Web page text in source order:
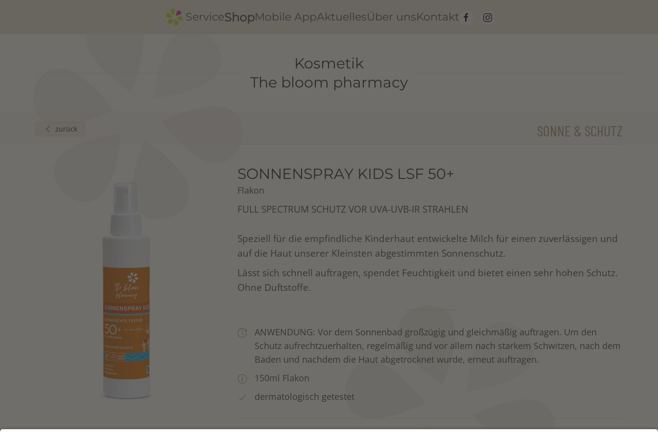
ServiceShopMobile AppAktuellesÜber unsKontakt
Kosmetik
The bloom pharmacy
zurück SONNE & SCHUTZ
SONNENSPRAY KIDS LSF 50+
Flakon
FULL SPECTRUM SCHUTZ VOR UVA-UVB-IR STRAHLEN
Speziell für die empfindliche Kinderhaut entwickelte Milch für einen zuverlässigen und
auf die Haut unserer Kleinsten abgestimmten Sonnenschutz.
Lässt sich schnell auftragen, spendet Feuchtigkeit und bietet einen sehr hohen Schutz.
Ohne Duftstoffe.
ANWENDUNG: Vor dem Sonnenbad großzügig und gleichmäßig auftragen. Um den
Schutz aufrechtzuerhalten, regelmäßig und vor allem nach starkem Schwitzen, nach dem
Baden und nachdem die Haut abgetrocknet wurde, erneut auftragen.
150ml Flakon
dermatologisch getestet